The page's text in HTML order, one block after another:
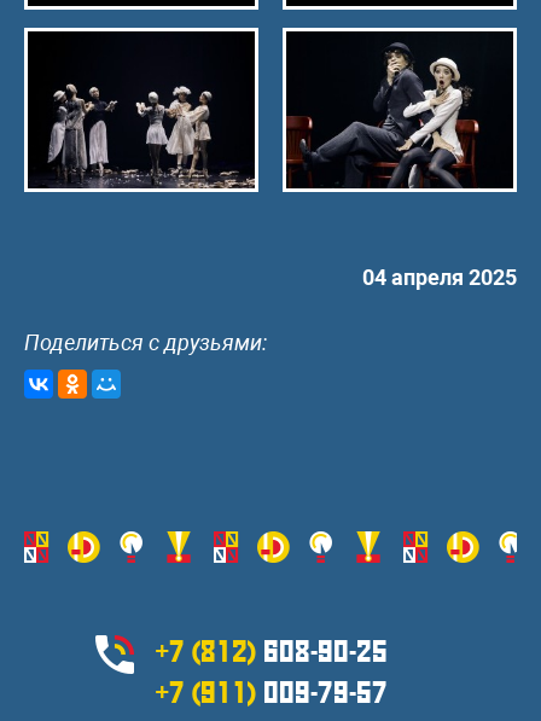
04 апреля 2025
Поделиться с друзьями:
+7 (812) 608-90-25
+7 (911) 009-79-57